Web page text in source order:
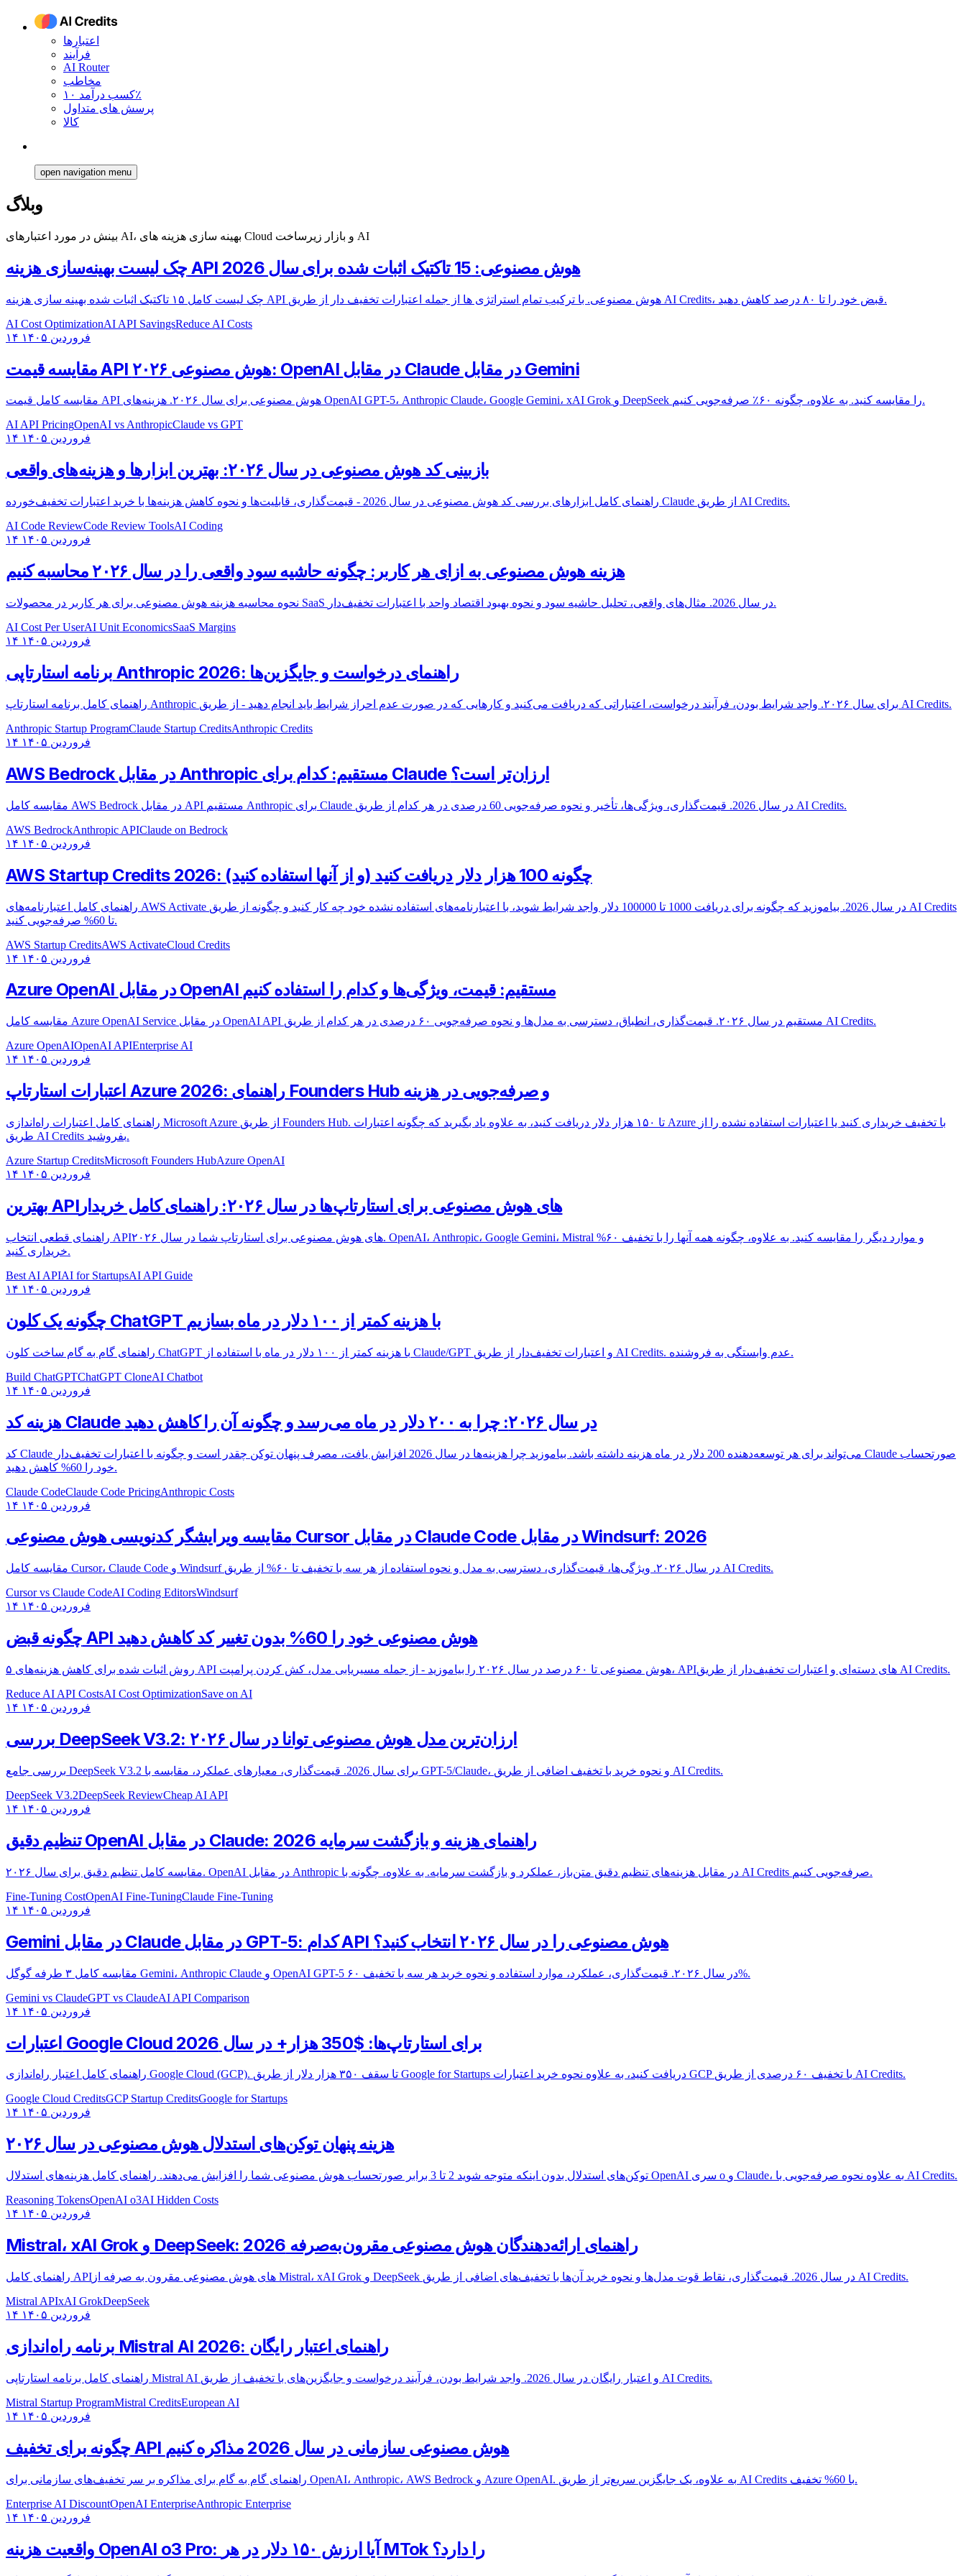
اعتبارها
فرآیند
AI Router
مخاطب
کسب درآمد ۱۰٪
پرسش های متداول
کالا
open navigation menu
وبلاگ
بینش در مورد اعتبارهای AI، بهینه سازی هزینه های Cloud و بازار زیرساخت AI
چک لیست بهینه‌سازی هزینه API هوش مصنوعی: 15 تاکتیک اثبات شده برای سال 2026
چک لیست کامل ۱۵ تاکتیک اثبات شده بهینه سازی هزینه API هوش مصنوعی. با ترکیب تمام استراتژی ها از جمله اعتبارات تخفیف دار از طریق AI Credits، قبض خود را تا ۸۰ درصد کاهش دهید.
AI Cost OptimizationAI API SavingsReduce AI Costs
۱۴ فروردین ۱۴۰۵
مقایسه قیمت API هوش مصنوعی ۲۰۲۶: OpenAI در مقابل Claude در مقابل Gemini
مقایسه کامل قیمت API هوش مصنوعی برای سال ۲۰۲۶. هزینه‌های OpenAI GPT-5، Anthropic Claude، Google Gemini، xAI Grok و DeepSeek را مقایسه کنید. به علاوه، چگونه ۶۰٪ صرفه‌جویی کنیم.
AI API PricingOpenAI vs AnthropicClaude vs GPT
۱۴ فروردین ۱۴۰۵
بازبینی کد هوش مصنوعی در سال ۲۰۲۶: بهترین ابزارها و هزینه‌های واقعی
راهنمای کامل ابزارهای بررسی کد هوش مصنوعی در سال 2026 - قیمت‌گذاری، قابلیت‌ها و نحوه کاهش هزینه‌ها با خرید اعتبارات تخفیف‌خورده Claude از طریق AI Credits.
AI Code ReviewCode Review ToolsAI Coding
۱۴ فروردین ۱۴۰۵
هزینه هوش مصنوعی به ازای هر کاربر: چگونه حاشیه سود واقعی را در سال ۲۰۲۶ محاسبه کنیم
نحوه محاسبه هزینه هوش مصنوعی برای هر کاربر در محصولات SaaS در سال 2026. مثال‌های واقعی، تحلیل حاشیه سود و نحوه بهبود اقتصاد واحد با اعتبارات تخفیف‌دار.
AI Cost Per UserAI Unit EconomicsSaaS Margins
۱۴ فروردین ۱۴۰۵
برنامه استارتاپی Anthropic 2026: راهنمای درخواست و جایگزین‌ها
راهنمای کامل برنامه استارتاپ Anthropic برای سال ۲۰۲۶. واجد شرایط بودن، فرآیند درخواست، اعتباراتی که دریافت می‌کنید و کارهایی که در صورت عدم احراز شرایط باید انجام دهید - از طریق AI Credits.
Anthropic Startup ProgramClaude Startup CreditsAnthropic Credits
۱۴ فروردین ۱۴۰۵
AWS Bedrock در مقابل Anthropic مستقیم: کدام برای Claude ارزان‌تر است؟
مقایسه کامل AWS Bedrock در مقابل API مستقیم Anthropic برای Claude در سال 2026. قیمت‌گذاری، ویژگی‌ها، تأخیر و نحوه صرفه‌جویی 60 درصدی در هر کدام از طریق AI Credits.
AWS BedrockAnthropic APIClaude on Bedrock
۱۴ فروردین ۱۴۰۵
AWS Startup Credits 2026: چگونه 100 هزار دلار دریافت کنید (و از آنها استفاده کنید)
راهنمای کامل اعتبارنامه‌های AWS Activate در سال 2026. بیاموزید که چگونه برای دریافت 1000 تا 100000 دلار واجد شرایط شوید، با اعتبارنامه‌های استفاده نشده خود چه کار کنید و چگونه از طریق AI Credits
تا 60% صرفه‌جویی کنید.
AWS Startup CreditsAWS ActivateCloud Credits
۱۴ فروردین ۱۴۰۵
Azure OpenAI در مقابل OpenAI مستقیم: قیمت، ویژگی‌ها و کدام را استفاده کنیم
مقایسه کامل Azure OpenAI Service در مقابل OpenAI API مستقیم در سال ۲۰۲۶. قیمت‌گذاری، انطباق، دسترسی به مدل‌ها و نحوه صرفه‌جویی ۶۰ درصدی در هر کدام از طریق AI Credits.
Azure OpenAIOpenAI APIEnterprise AI
۱۴ فروردین ۱۴۰۵
اعتبارات استارتاپ Azure 2026: راهنمای Founders Hub و صرفه‌جویی در هزینه
راهنمای کامل اعتبارات راه‌اندازی Microsoft Azure از طریق Founders Hub. تا ۱۵۰ هزار دلار دریافت کنید، به علاوه یاد بگیرید که چگونه اعتبارات Azure با تخفیف خریداری کنید یا اعتبارات استفاده نشده را از
طریق AI Credits بفروشید.
Azure Startup CreditsMicrosoft Founders HubAzure OpenAI
۱۴ فروردین ۱۴۰۵
بهترین APIهای هوش مصنوعی برای استارتاپ‌ها در سال ۲۰۲۶: راهنمای کامل خریدار
راهنمای قطعی انتخاب APIهای هوش مصنوعی برای استارتاپ شما در سال ۲۰۲۶. OpenAI، Anthropic، Google Gemini، Mistral و موارد دیگر را مقایسه کنید. به علاوه، چگونه همه آنها را با تخفیف ۶۰%
خریداری کنید.
Best AI APIAI for StartupsAI API Guide
۱۴ فروردین ۱۴۰۵
چگونه یک کلون ChatGPT با هزینه کمتر از ۱۰۰ دلار در ماه بسازیم
راهنمای گام به گام ساخت کلون ChatGPT با هزینه کمتر از ۱۰۰ دلار در ماه با استفاده از Claude/GPT و اعتبارات تخفیف‌دار از طریق AI Credits. عدم وابستگی به فروشنده.
Build ChatGPTChatGPT CloneAI Chatbot
۱۴ فروردین ۱۴۰۵
هزینه کد Claude در سال ۲۰۲۶: چرا به ۲۰۰ دلار در ماه می‌رسد و چگونه آن را کاهش دهید
کد Claude می‌تواند برای هر توسعه‌دهنده 200 دلار در ماه هزینه داشته باشد. بیاموزید چرا هزینه‌ها در سال 2026 افزایش یافت، مصرف پنهان توکن چقدر است و چگونه با اعتبارات تخفیف‌دار Claude صورتحساب
خود را 60% کاهش دهید.
Claude CodeClaude Code PricingAnthropic Costs
۱۴ فروردین ۱۴۰۵
مقایسه ویرایشگر کدنویسی هوش مصنوعی Cursor در مقابل Claude Code در مقابل Windsurf: 2026
مقایسه کامل Cursor، Claude Code و Windsurf در سال ۲۰۲۶. ویژگی‌ها، قیمت‌گذاری، دسترسی به مدل و نحوه استفاده از هر سه با تخفیف تا ۶۰% از طریق AI Credits.
Cursor vs Claude CodeAI Coding EditorsWindsurf
۱۴ فروردین ۱۴۰۵
چگونه قبض API هوش مصنوعی خود را 60% بدون تغییر کد کاهش دهید
۵ روش اثبات شده برای کاهش هزینه‌های API هوش مصنوعی تا ۶۰ درصد در سال ۲۰۲۶ را بیاموزید - از جمله مسیریابی مدل، کش کردن پرامپت، APIهای دسته‌ای و اعتبارات تخفیف‌دار از طریق AI Credits.
Reduce AI API CostsAI Cost OptimizationSave on AI
۱۴ فروردین ۱۴۰۵
بررسی DeepSeek V3.2: ارزان‌ترین مدل هوش مصنوعی توانا در سال ۲۰۲۶
بررسی جامع DeepSeek V3.2 برای سال 2026. قیمت‌گذاری، معیارهای عملکرد، مقایسه با GPT-5/Claude، و نحوه خرید با تخفیف اضافی از طریق AI Credits.
DeepSeek V3.2DeepSeek ReviewCheap AI API
۱۴ فروردین ۱۴۰۵
تنظیم دقیق OpenAI در مقابل Claude: راهنمای هزینه و بازگشت سرمایه 2026
مقایسه کامل تنظیم دقیق برای سال ۲۰۲۶. OpenAI در مقابل Anthropic در مقابل هزینه‌های تنظیم دقیق متن‌باز، عملکرد و بازگشت سرمایه. به علاوه، چگونه با AI Credits صرفه‌جویی کنیم.
Fine-Tuning CostOpenAI Fine-TuningClaude Fine-Tuning
۱۴ فروردین ۱۴۰۵
Gemini در مقابل Claude در مقابل GPT-5: کدام API هوش مصنوعی را در سال ۲۰۲۶ انتخاب کنید؟
مقایسه کامل ۳ طرفه گوگل Gemini، Anthropic Claude و OpenAI GPT-5 در سال ۲۰۲۶. قیمت‌گذاری، عملکرد، موارد استفاده و نحوه خرید هر سه با تخفیف ۶۰%.
Gemini vs ClaudeGPT vs ClaudeAI API Comparison
۱۴ فروردین ۱۴۰۵
اعتبارات Google Cloud برای استارتاپ‌ها: $350 هزار+ در سال 2026
راهنمای کامل اعتبار راه‌اندازی Google Cloud (GCP). تا سقف ۳۵۰ هزار دلار از طریق Google for Startups دریافت کنید، به علاوه نحوه خرید اعتبارات GCP با تخفیف ۶۰ درصدی از طریق AI Credits.
Google Cloud CreditsGCP Startup CreditsGoogle for Startups
۱۴ فروردین ۱۴۰۵
هزینه پنهان توکن‌های استدلال هوش مصنوعی در سال ۲۰۲۶
توکن‌های استدلال بدون اینکه متوجه شوید 2 تا 3 برابر صورتحساب هوش مصنوعی شما را افزایش می‌دهند. راهنمای کامل هزینه‌های استدلال OpenAI سری o و Claude، به علاوه نحوه صرفه‌جویی با AI Credits.
Reasoning TokensOpenAI o3AI Hidden Costs
۱۴ فروردین ۱۴۰۵
Mistral، xAI Grok و DeepSeek: راهنمای ارائه‌دهندگان هوش مصنوعی مقرون‌به‌صرفه 2026
راهنمای کامل APIهای هوش مصنوعی مقرون به صرفه از Mistral، xAI Grok و DeepSeek در سال 2026. قیمت‌گذاری، نقاط قوت مدل‌ها و نحوه خرید آن‌ها با تخفیف‌های اضافی از طریق AI Credits.
Mistral APIxAI GrokDeepSeek
۱۴ فروردین ۱۴۰۵
برنامه راه‌اندازی Mistral AI 2026: راهنمای اعتبار رایگان
راهنمای کامل برنامه استارتاپی Mistral AI و اعتبار رایگان در سال 2026. واجد شرایط بودن، فرآیند درخواست و جایگزین‌های با تخفیف از طریق AI Credits.
Mistral Startup ProgramMistral CreditsEuropean AI
۱۴ فروردین ۱۴۰۵
چگونه برای تخفیف API هوش مصنوعی سازمانی در سال 2026 مذاکره کنیم
راهنمای گام به گام برای مذاکره بر سر تخفیف‌های سازمانی برای OpenAI، Anthropic، AWS Bedrock و Azure OpenAI. به علاوه، یک جایگزین سریع‌تر از طریق AI Credits با 60% تخفیف.
Enterprise AI DiscountOpenAI EnterpriseAnthropic Enterprise
۱۴ فروردین ۱۴۰۵
واقعیت هزینه OpenAI o3 Pro: آیا ارزش ۱۵۰ دلار در هر MTok را دارد؟